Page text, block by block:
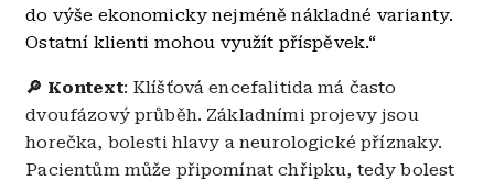
do výše ekonomicky nejméně nákladné varianty.
Ostatní klienti mohou využít příspěvek.“
🔎 Kontext: Klíšťová encefalitida má často
dvoufázový průběh. Základními projevy jsou
horečka, bolesti hlavy a neurologické příznaky.
Pacientům může připomínat chřipku, tedy bolest